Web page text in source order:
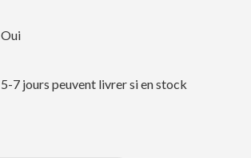
Oui
5-7 jours peuvent livrer si en stock